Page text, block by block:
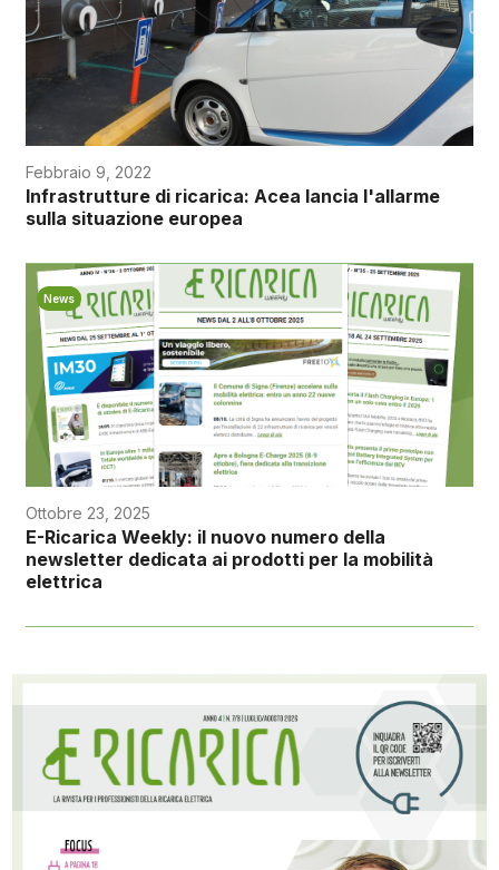
Febbraio 9, 2022
Infrastrutture di ricarica: Acea lancia l'allarme
sulla situazione europea
News
Ottobre 23, 2025
E-Ricarica Weekly: il nuovo numero della
newsletter dedicata ai prodotti per la mobilità
elettrica